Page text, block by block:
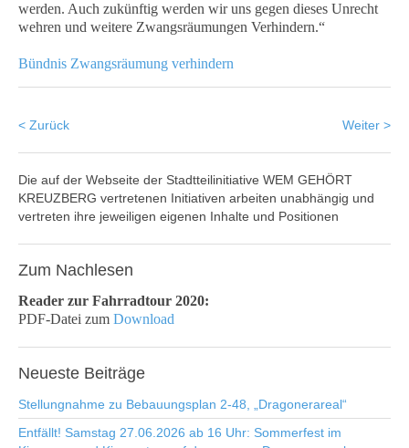
werden. Auch zukünftig werden wir uns gegen dieses Unrecht
wehren und weitere Zwangsräumungen Verhindern.“
Bündnis Zwangsräumung verhindern
< Zurück Weiter >
Die auf der Webseite der Stadtteilinitiative WEM GEHÖRT
KREUZBERG vertretenen Initiativen arbeiten unabhängig und
vertreten ihre jeweiligen eigenen Inhalte und Positionen
Zum Nachlesen
Reader zur Fahrradtour 2020:
PDF-Datei zum Download
Neueste Beiträge
Stellungnahme zu Bebauungsplan 2-48, „Dragonerareal“
Entfällt! Samstag 27.06.2026 ab 16 Uhr: Sommerfest im